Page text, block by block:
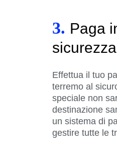
3. Paga
sicurezza
Effettua il tuo
terremo al
speciale non
destinazione
un sistema di
gestire tutte le